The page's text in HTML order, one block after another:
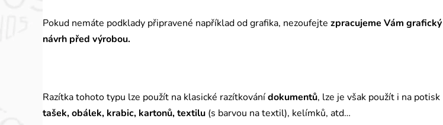
Pokud nemáte podklady připravené například od grafika, nezoufejte zpracujeme Vám grafický
návrh před výrobou.
Razítka tohoto typu lze použít na klasické razítkovánídokumentů, lze je však použít i na potisk
tašek, obálek, krabic, kartonů, textilu (s barvou na textil), kelímků, atd…